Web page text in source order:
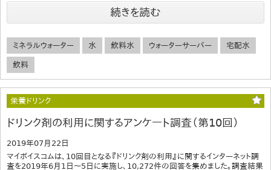
続きを読む
ミネラルウォーター 水 飲料水 ウォーターサーバー 宅配水
飲料
栄養ドリンク
ドリンク剤の利用に関するアンケート調査（第10回）
2019年07月22日
マイボイスコムは、10回目となる『ドリンク剤の利用』に関するインターネット調
査を2019年6月1日～5日に実施し、10,272件の回答を集めました。調査結果